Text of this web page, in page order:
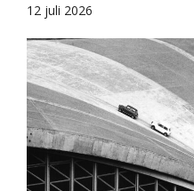
12 juli 2026